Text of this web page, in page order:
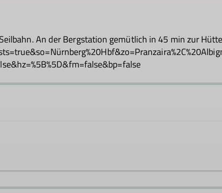
An der Bergstation gemütlich in 45 min zur